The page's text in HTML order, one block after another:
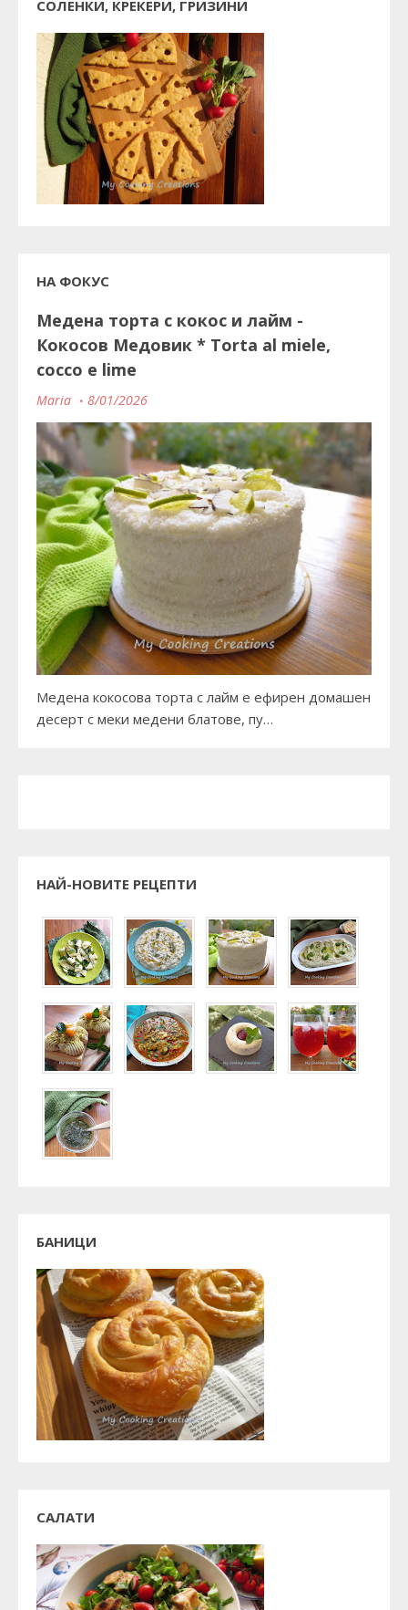
СОЛЕНКИ, КРЕКЕРИ, ГРИЗИНИ
НА ФОКУС
Медена торта с кокос и лайм -
Кокосов Медовик * Torta al miele,
cocco e lime
Maria 8/01/2026
Медена кокосова торта с лайм е ефирен домашен
десерт с меки медени блатове, пу…
НАЙ-НОВИТЕ РЕЦЕПТИ
БАНИЦИ
САЛАТИ